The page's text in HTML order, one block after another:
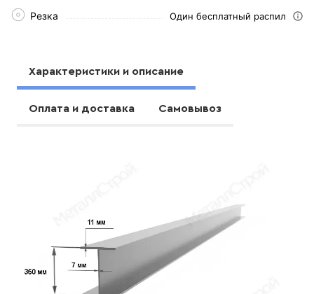
Резка Один бесплатный распил
Характеристики и описание
Оплата и доставка Самовывоз